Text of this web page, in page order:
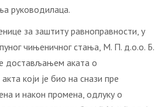
руководилаца.
за заштиту равноправности, у
чињеничног стања, М. П. д.о.о. Б.
достављањем аката о
који је био на снази пре
и након промена, одлуку о